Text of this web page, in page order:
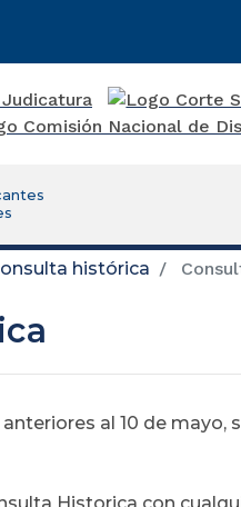
histórica
al 10 de